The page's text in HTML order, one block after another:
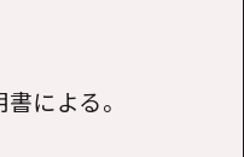
による。